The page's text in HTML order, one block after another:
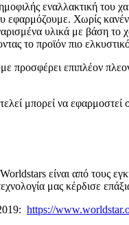
εναλλακτική του
εφαρμόζουμε. Χωρίς
υλικά με βάση το
το προϊόν πιο
προσφέρει επιπλέον
μπορεί να
είναι από τους
μας κέρδισε
https://